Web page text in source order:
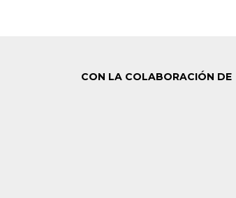
CON LA COLABORACIÓN DE